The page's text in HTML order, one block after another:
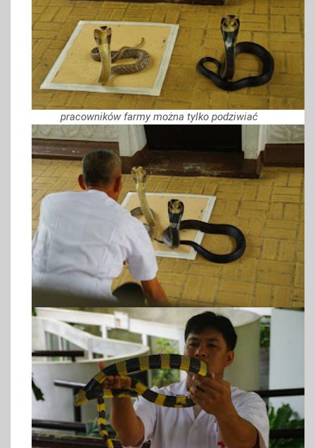
pracowników farmy można tylko podziwiać